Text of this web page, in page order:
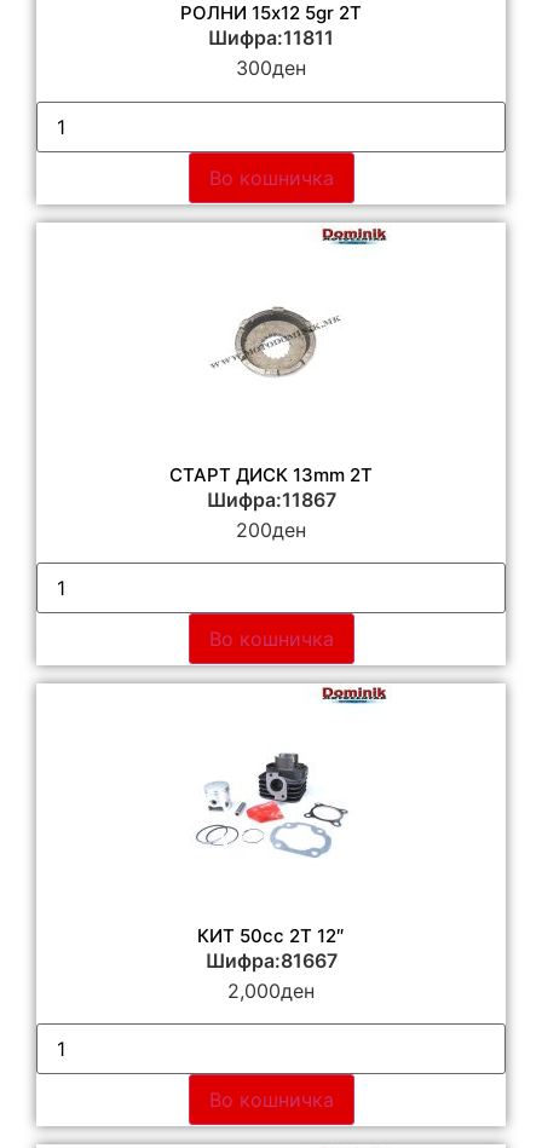
РОЛНИ 15х12 5gr 2T
Шифра:11811
300ден
Во кошничка
СТАРТ ДИСК 13mm 2Т
Шифра:11867
200ден
Во кошничка
КИТ 50сс 2Т 12″
Шифра:81667
2,000ден
Во кошничка